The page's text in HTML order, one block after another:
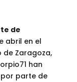
de
abril en el
de Zaragoza,
han
parte de